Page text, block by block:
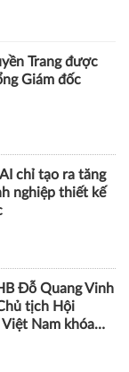
Trang được
Giám đốc
chỉ tạo ra tăng
nghiệp thiết kế
Đỗ Quang Vinh
tịch Hội
Nam khóa